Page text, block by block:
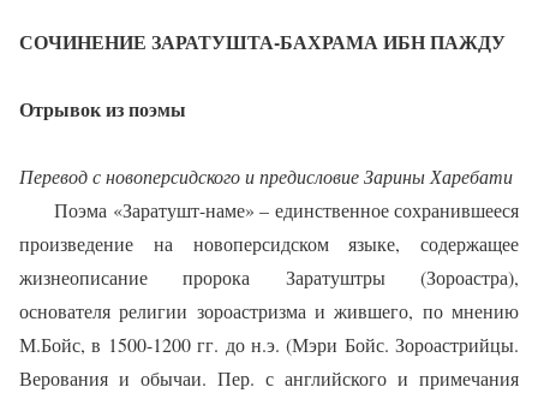
СОЧИНЕНИЕ ЗАРАТУШТА-БАХРАМА ИБН ПАЖДУ
Отрывок из поэмы
Перевод с новоперсидского и предисловие Зарины Харебати
Поэма «Заратушт-наме» – единственное сохранившееся
произведение на новоперсидском языке, содержащее
жизнеописание пророка Заратуштры (Зороастра),
основателя религии зороастризма и жившего, по мнению
М.Бойс, в 1500-1200 гг. до н.э. (Мэри Бойс. Зороастрийцы.
Верования и обычаи. Пер. с английского и примечания